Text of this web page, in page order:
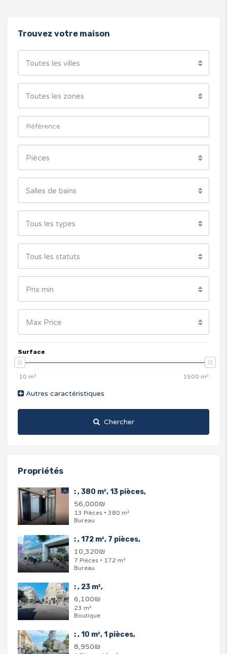
Trouvez votre maison
Toutes les villes
Toutes les zones
Pièces
Salles de bains
Tous les types
Tous les statuts
Prix ​​min
Max Price
Surface
Autres caractéristiques
Chercher
Propriétés
: , 380 m², 13 pièces,
56,000₪
13 Pièces • 380 m²
Bureau
: , 172 m², 7 pièces,
10,320₪
7 Pièces • 172 m²
Bureau
: , 23 m²,
6,100₪
23 m²
Boutique
: , 10 m², 1 pièces,
8,950₪